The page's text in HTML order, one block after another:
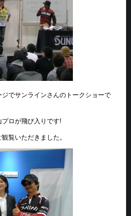
でサンラインさんのトークショーで
ロが飛び入りです!
覧いただきました。